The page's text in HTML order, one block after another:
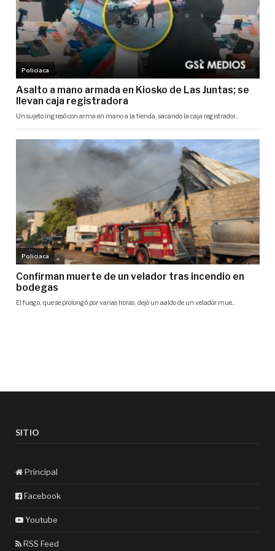
SITIO
Principal
Facebook
Youtube
RSS Feed